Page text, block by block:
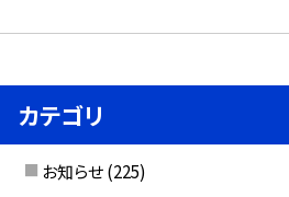
カテゴリ
お知らせ (225)